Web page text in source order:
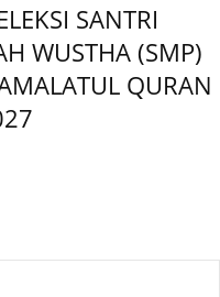
SANTRI
WUSTHA (SMP)
QURAN